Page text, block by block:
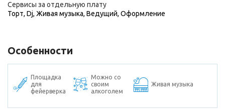
Сервисы за отдельную плату
Торт, Dj, Живая музыка, Ведущий, Оформление
Особенности
Площадка
для
фейерверка
Можно со
своим
алкоголем
Живая музыка